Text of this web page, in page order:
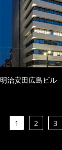
明治安田広島ビル
1 2 3